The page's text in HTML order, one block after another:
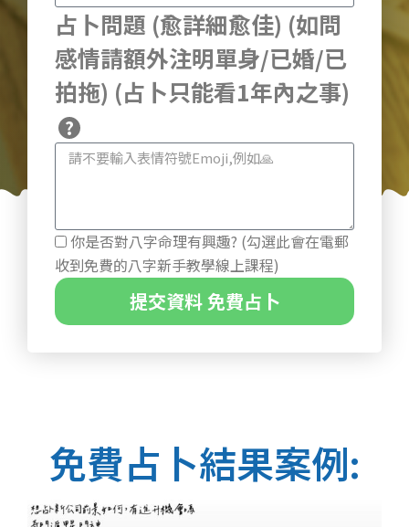
占卜問題 (愈詳細愈佳) (如問
感情請額外注明單身/已婚/已
拍拖) (占卜只能看1年內之事)
你是否對八字命理有興趣? (勾選此會在電郵
收到免費的八字新手教學線上課程)
提交資料 免費占卜
免費占卜結果案例: